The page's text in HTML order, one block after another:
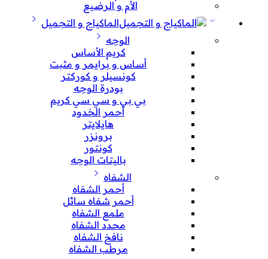
الأم و الرضيع
الماكياج و التجميل
الوجه
كريم الأساس
أساس و برايمر و مثبت
كونسيلر و كوركتر
بودرة الوجه
بي بي و سي سي كريم
أحمر الخدود
هايلايتر
برونزر
كونتور
باليتات الوجه
الشفاه
أحمر الشفاه
أحمر شفاه سائل
ملمع الشفاه
محدد الشفاه
نافخ الشفاه
مرطب الشفاه